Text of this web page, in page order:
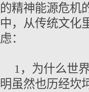
的精神能源危机
中，从传统文化
虑：
1，为什么世
明虽然也历经坎